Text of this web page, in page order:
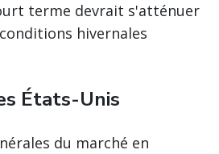
terme devrait s'atténuer
hivernales
États-Unis
du marché en